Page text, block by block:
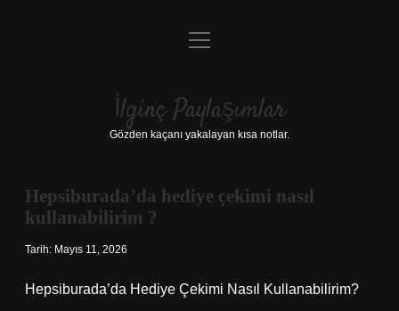
Anasayfa
Yasal Uyarı
menüyü
İlginç Paylaşımlar
Gözden kaçanı yakalayan kısa notlar.
Hepsiburada’da hediye çekimi nasıl
kullanabilirim ?
Tarih: Mayıs 11, 2026
Hepsiburada’da Hediye Çekimi Nasıl Kullanabilirim?